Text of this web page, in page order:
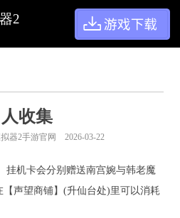
2
收集
器2手游官网 2026-03-22
挂机卡会分别赠送南宫婉与韩老魔
声望商铺】(升仙台处)里可以消耗